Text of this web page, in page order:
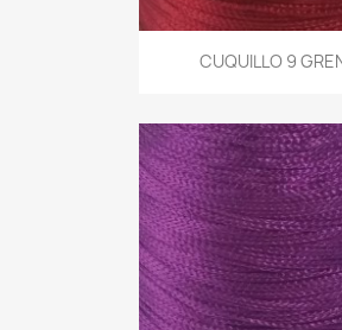
CUQUILLO 9
Aperçu